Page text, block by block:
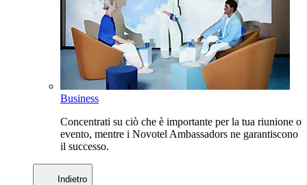
Business
Concentrati su ciò che è importante per la tua riunione o
evento, mentre i Novotel Ambassadors ne garantiscono
il successo.
Indietro